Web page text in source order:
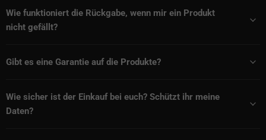
Wie funktioniert die Rückgabe, wenn mir ein Produkt
nicht gefällt?
Gibt es eine Garantie auf die Produkte?
Wie sicher ist der Einkauf bei euch? Schützt ihr meine
Daten?